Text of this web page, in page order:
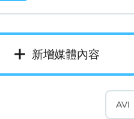
新增媒體內容
AVI